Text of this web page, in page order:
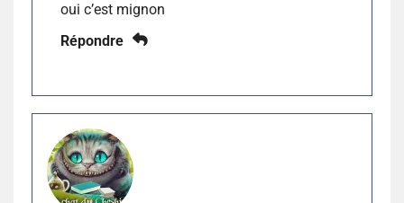
oui c’est mignon
Répondre